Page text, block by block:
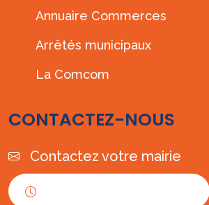
Annuaire Commerces
Arrêtés municipaux
La Comcom
CONTACTEZ-NOUS
Contactez votre mairie